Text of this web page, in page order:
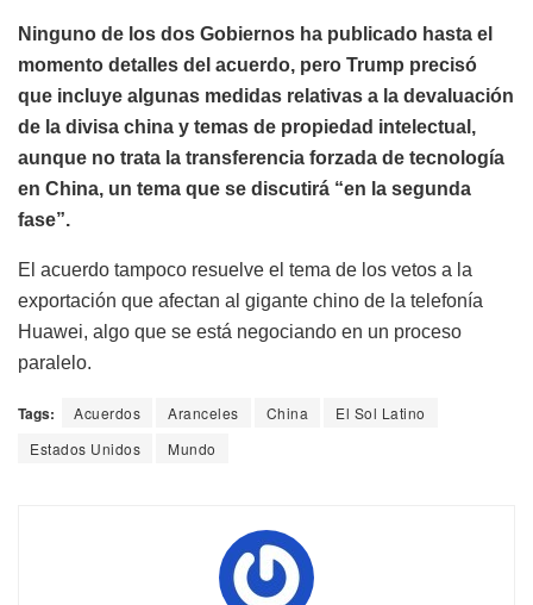
Ninguno de los dos Gobiernos ha publicado hasta el
momento detalles del acuerdo, pero Trump precisó
que incluye algunas medidas relativas a la devaluación
de la divisa china y temas de propiedad intelectual,
aunque no trata la transferencia forzada de tecnología
en China, un tema que se discutirá “en la segunda
fase”.
El acuerdo tampoco resuelve el tema de los vetos a la
exportación que afectan al gigante chino de la telefonía
Huawei, algo que se está negociando en un proceso
paralelo.
Tags: Acuerdos Aranceles China
El Sol Latino
Estados Unidos
Mundo